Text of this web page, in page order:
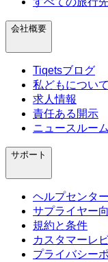
会社概要
Tiqetsブログ
私どもについて
求人情報
責任ある開示
ニュースルーム
サポート
ヘルプセンター
サプライヤー
規約と条件
カスタマーレ
プライバシー